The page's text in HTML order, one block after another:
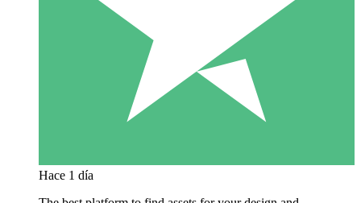
Hace 1 día